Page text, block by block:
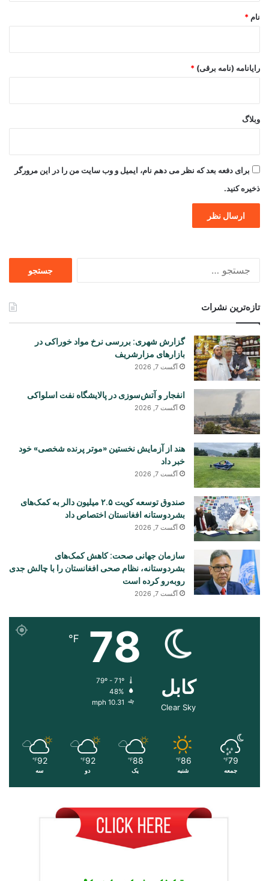
نام *
رایانامه (نامه برقی) *
وبلاگ
برای دفعه بعد که نظر می دهم نام، ایمیل و وب سایت من را در این مرورگر
ذخیره کنید.
تازه‌ترین نشرات
گزارش شهری: بررسی نرخ مواد خوراکی در
بازارهای مزارشریف
آگست 7, 2026
انفجار و آتش‌سوزی در پالایشگاه نفت اسلواکی
آگست 7, 2026
هند از آزمایش نخستین «موتر پرنده شخصی» خود
خبر داد
آگست 7, 2026
صندوق توسعه کویت ۲.۵ میلیون دالر به کمک‌های
بشردوستانه افغانستان اختصاص داد
آگست 7, 2026
سازمان جهانی صحت: کاهش کمک‌های
بشردوستانه، نظام صحی افغانستان را با چالش جدی
روبه‌رو کرده است
آگست 7, 2026
کابل
Clear Sky
78
℉
48%
10.31 mph
79
℉
جمعه
86
℉
شنبه
88
℉
یک
92
℉
دو
92
℉
سه